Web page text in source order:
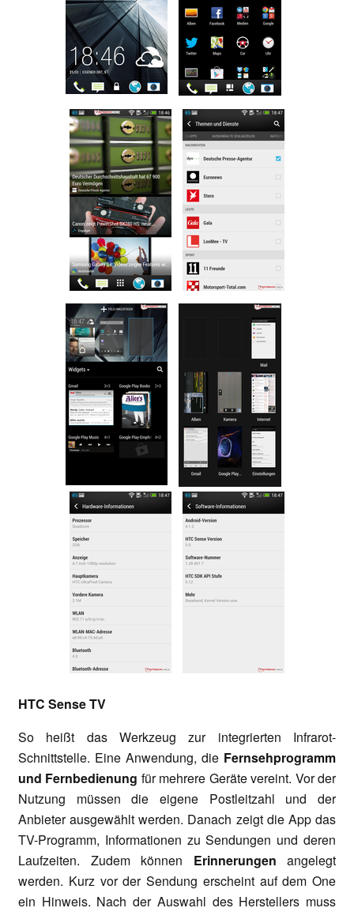
HTC Sense TV
So heißt das Werkzeug zur integrierten Infrarot-
Schnittstelle. Eine Anwendung, die Fernsehprogramm
und Fernbedienung für mehrere Geräte vereint. Vor der
Nutzung müssen die eigene Postleitzahl und der
Anbieter ausgewählt werden. Danach zeigt die App das
TV-Programm, Informationen zu Sendungen und deren
Laufzeiten. Zudem können Erinnerungen angelegt
werden. Kurz vor der Sendung erscheint auf dem One
ein Hinweis. Nach der Auswahl des Herstellers muss